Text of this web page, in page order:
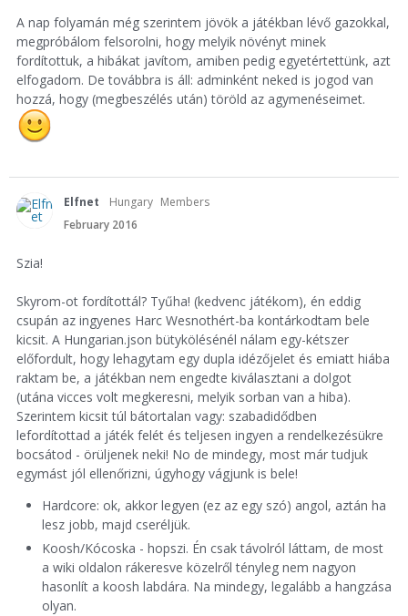
A nap folyamán még szerintem jövök a játékban lévő gazokkal,
megpróbálom felsorolni, hogy melyik növényt minek
fordítottuk, a hibákat javítom, amiben pedig egyetértettünk, azt
elfogadom. De továbbra is áll: adminként neked is jogod van
hozzá, hogy (megbeszélés után) töröld az agymenéseimet.
Elfnet Hungary Members
February 2016
Szia!
Skyrom-ot fordítottál? Tyűha! (kedvenc játékom), én eddig
csupán az ingyenes Harc Wesnothért-ba kontárkodtam bele
kicsit. A Hungarian.json bütykölésénél nálam egy-kétszer
előfordult, hogy lehagytam egy dupla idézőjelet és emiatt hiába
raktam be, a játékban nem engedte kiválasztani a dolgot
(utána vicces volt megkeresni, melyik sorban van a hiba).
Szerintem kicsit túl bátortalan vagy: szabadidődben
lefordítottad a játék felét és teljesen ingyen a rendelkezésükre
bocsátod - örüljenek neki! No de mindegy, most már tudjuk
egymást jól ellenőrizni, úgyhogy vágjunk is bele!
Hardcore: ok, akkor legyen (ez az egy szó) angol, aztán ha
lesz jobb, majd cseréljük.
Koosh/Kócoska - hopszi. Én csak távolról láttam, de most
a wiki oldalon rákeresve közelről tényleg nem nagyon
hasonlít a koosh labdára. Na mindegy, legalább a hangzása
olyan.